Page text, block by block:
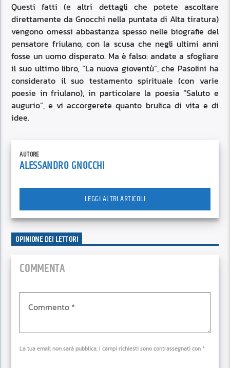
Questi fatti (e altri dettagli che potete ascoltare
direttamente da Gnocchi nella puntata di Alta tiratura)
vengono omessi abbastanza spesso nelle biografie del
pensatore friulano, con la scusa che negli ultimi anni
fosse un uomo disperato. Ma è falso: andate a sfogliare
il suo ultimo libro, “La nuova gioventù”, che Pasolini ha
considerato il suo testamento spirituale (con varie
poesie in friulano), in particolare la poesia “Saluto e
augurio”, e vi accorgerete quanto brulica di vita e di
idee.
AUTORE
ALESSANDRO GNOCCHI
LEGGI ALTRI ARTICOLI
OPINIONE DEI LETTORI
COMMENTA
La tua email non sarà pubblica. I campi richiesti sono contrassegnati con *